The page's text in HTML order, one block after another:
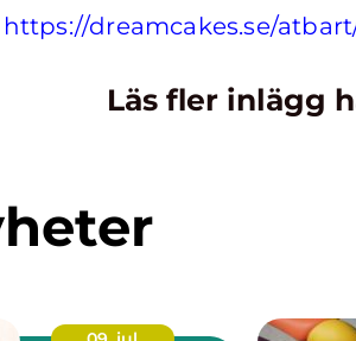
https://dreamcakes.se/
Läs fler inlägg